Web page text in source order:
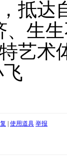
抵达
、生
艺术
| 使用道具 举报